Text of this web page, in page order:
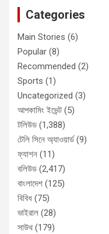
Categories
Main Stories (6)
Popular (8)
Recommended (2)
Sports (1)
Uncategorized (3)
আপকামিং ইভেন্ট (5)
টলিউড (1,388)
টেলি সিনে অ্যাওয়ার্ড(9)
ফ্যাশন (11)
বলিউড (2,417)
বাংলাদেশ (125)
বিবিধ (75)
ভাইরাল (28)
সাউথ (179)